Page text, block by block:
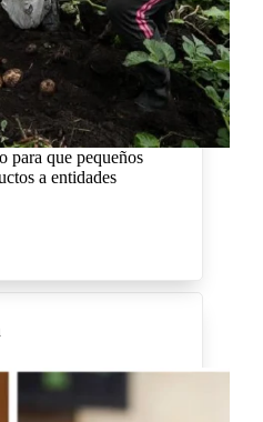
para que pequeños
a entidades